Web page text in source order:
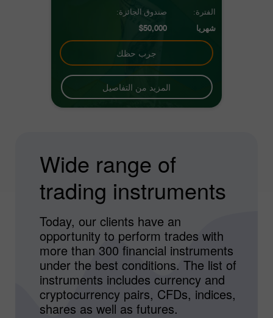
الفترة: صندوق الجائزة:
شهريا $50,000
جرب حظك
المزيد من التفاصيل
Wide range of
trading instruments
Today, our clients have an
opportunity to perform trades with
more than 300 financial instruments
under the best conditions. The list of
instruments includes currency and
cryptocurrency pairs, CFDs, indices,
shares as well as futures.